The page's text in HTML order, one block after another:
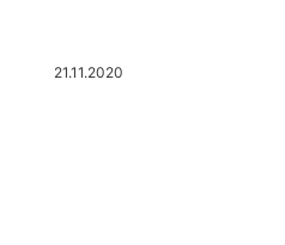
21.11.2020